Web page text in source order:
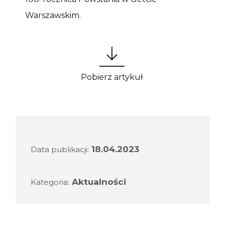
Warszawskim.
Pobierz artykuł
Data publikacji: 18.04.2023
Kategoria: Aktualności